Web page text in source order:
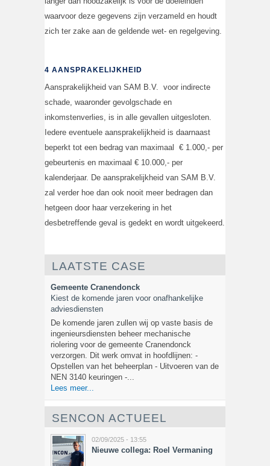
waarvoor deze gegevens zijn verzameld en houdt
zich ter zake aan de geldende wet- en regelgeving.
4 AANSPRAKELIJKHEID
Aansprakelijkheid van SAM B.V. voor indirecte
schade, waaronder gevolgschade en
inkomstenverlies, is in alle gevallen uitgesloten.
Iedere eventuele aansprakelijkheid is daarnaast
beperkt tot een bedrag van maximaal € 1.000,- per
gebeurtenis en maximaal € 10.000,- per
kalenderjaar. De aansprakelijkheid van SAM B.V.
zal verder hoe dan ook nooit meer bedragen dan
hetgeen door haar verzekering in het
desbetreffende geval is gedekt en wordt uitgekeerd.
LAATSTE CASE
Gemeente Cranendonck
Kiest de komende jaren voor onafhankelijke
adviesdiensten
De komende jaren zullen wij op vaste basis de
ingenieursdiensten beheer mechanische
riolering voor de gemeente Cranendonck
verzorgen. Dit werk omvat in hoofdlijnen: -
Opstellen van het beheerplan - Uitvoeren van de
NEN 3140 keuringen -...
Lees meer...
SENCON ACTUEEL
02/09/2025 - 13:55
Nieuwe collega: Roel Vermaning